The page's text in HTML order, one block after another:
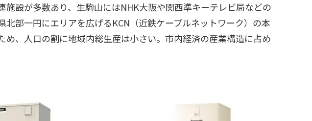
設が多数あり、生駒山にはNHK大阪や関西準キーテレビ局などの
部一円にエリアを広げるKCN（近鉄ケーブルネットワーク）の本
、人口の割に地域内総生産は小さい。市内経済の産業構造に占め